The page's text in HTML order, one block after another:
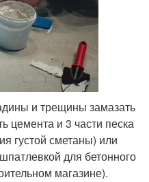
и трещины замазать
цемента и 3 части песка
густой сметаны) или
для бетонного
магазине).